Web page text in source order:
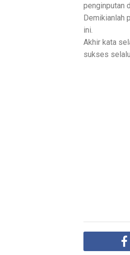
penginputan
Demikianlah
ini.
Akhir kata
sukses selalu.